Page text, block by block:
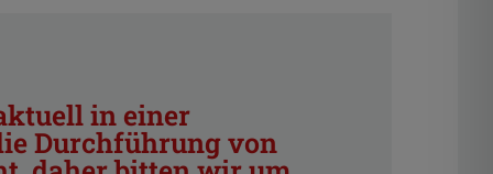
in einer
Durchführung von